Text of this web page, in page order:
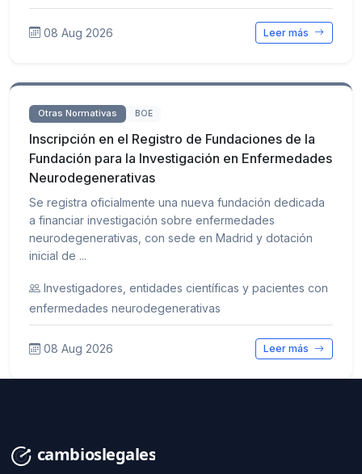
08 Aug 2026 Leer más
Otras Normativas BOE
Inscripción en el Registro de Fundaciones de la
Fundación para la Investigación en Enfermedades
Neurodegenerativas
Se registra oficialmente una nueva fundación dedicada
a financiar investigación sobre enfermedades
neurodegenerativas, con sede en Madrid y dotación
inicial de ...
Investigadores, entidades científicas y pacientes con
enfermedades neurodegenerativas
08 Aug 2026 Leer más